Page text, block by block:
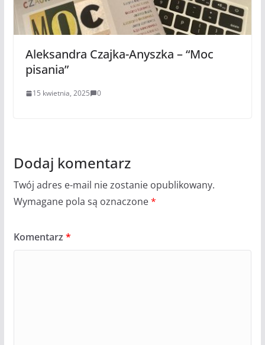
Aleksandra Czajka-Anyszka – “Moc
pisania”
15 kwietnia, 2025 0
Dodaj komentarz
Twój adres e-mail nie zostanie opublikowany.
Wymagane pola są oznaczone*
Komentarz *